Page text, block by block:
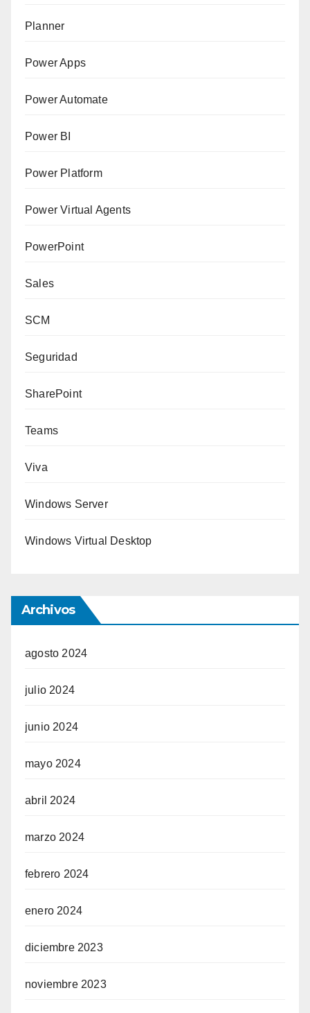
Planner
Power Apps
Power Automate
Power BI
Power Platform
Power Virtual Agents
PowerPoint
Sales
SCM
Seguridad
SharePoint
Teams
Viva
Windows Server
Windows Virtual Desktop
Archivos
agosto 2024
julio 2024
junio 2024
mayo 2024
abril 2024
marzo 2024
febrero 2024
enero 2024
diciembre 2023
noviembre 2023